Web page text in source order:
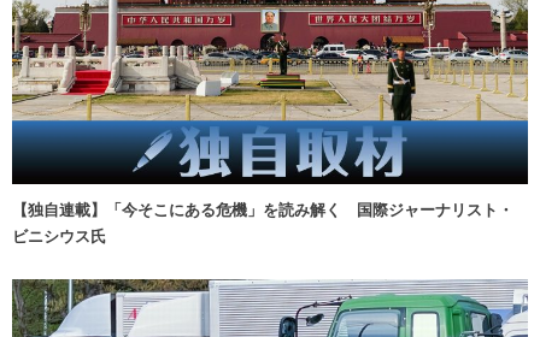
【独自連載】「今そこにある危機」を読み解く 国際ジャーナリスト・
ビニシウス氏